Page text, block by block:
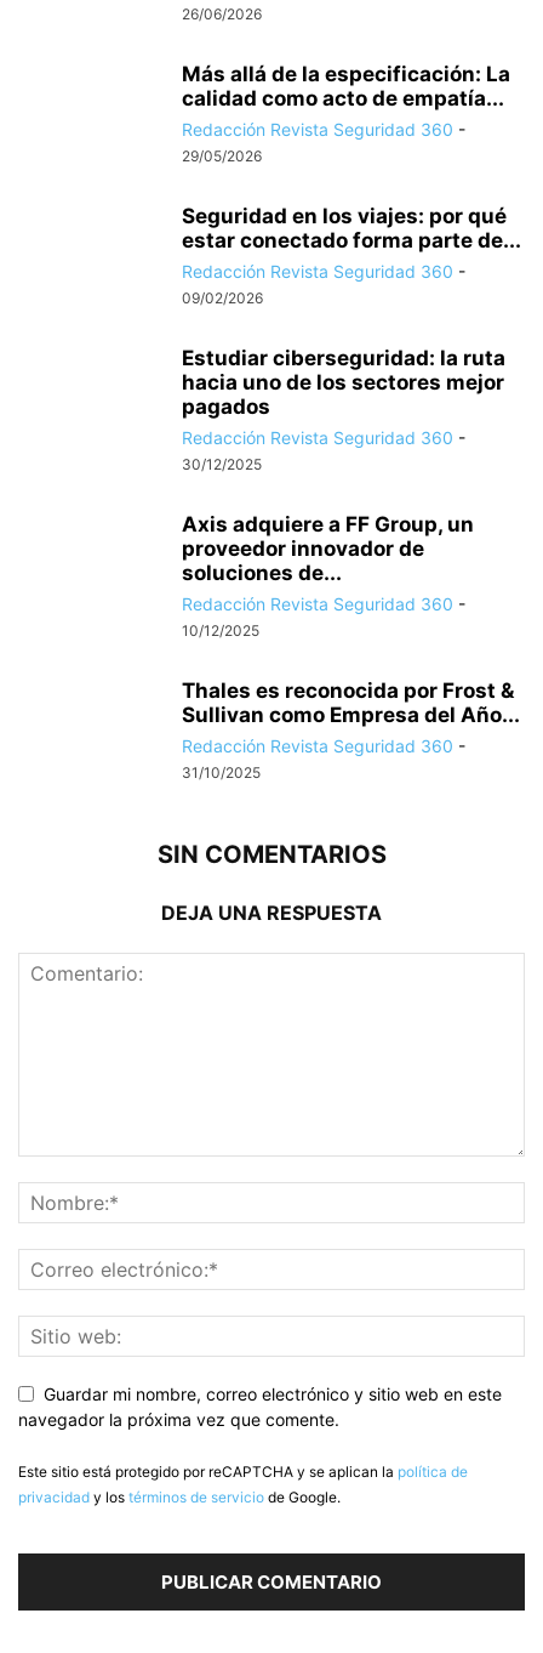
26/06/2026
Más allá de la especificación: La
calidad como acto de empatía...
Redacción Revista Seguridad 360 -
29/05/2026
Seguridad en los viajes: por qué
estar conectado forma parte de...
Redacción Revista Seguridad 360 -
09/02/2026
Estudiar ciberseguridad: la ruta
hacia uno de los sectores mejor
pagados
Redacción Revista Seguridad 360 -
30/12/2025
Axis adquiere a FF Group, un
proveedor innovador de
soluciones de...
Redacción Revista Seguridad 360 -
10/12/2025
Thales es reconocida por Frost &
Sullivan como Empresa del Año...
Redacción Revista Seguridad 360 -
31/10/2025
SIN COMENTARIOS
DEJA UNA RESPUESTA
Guardar mi nombre, correo electrónico y sitio web en este
navegador la próxima vez que comente.
Este sitio está protegido por reCAPTCHA y se aplican la política de
privacidad y los términos de servicio de Google.